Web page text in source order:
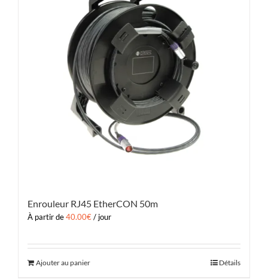
Enrouleur RJ45 EtherCON 50m
À partir de40.00€/ jour
Ajouter au panier Détails